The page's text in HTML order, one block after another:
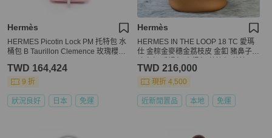
Hermès
HERMES Picotin Lock PM 托特包 水
桶包 B Taurillon Clemence 玫瑰櫻花
TWD 164,424
9 折
狀況良好 日本 免運
Hermès
HERMES IN THE LOOP 18 TC 愛瑪
仕 金棕金麥穗金荔枝皮 金釦 豬鼻子
TWD 216,000
現折 4,500
近新閒置品 本地 免運